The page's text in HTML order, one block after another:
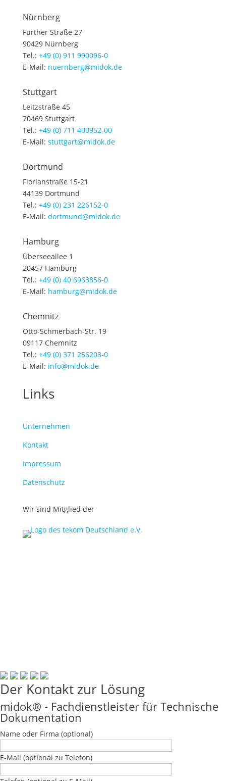
Nürnberg
Fürther Straße 27
90429 Nürnberg
Tel.: +49 (0) 911 990096-0
E-Mail: nuernberg@midok.de
Stuttgart
Leitzstraße 45
70469 Stuttgart
Tel.: +49 (0) 711 400952-00
E-Mail: stuttgart@midok.de
Dortmund
Florianstraße 15-21
44139 Dortmund
Tel.: +49 (0) 231 226152-0
E-Mail: dortmund@midok.de
Hamburg
Überseeallee 1
20457 Hamburg
Tel.: +49 (0) 40 6963856-0
E-Mail: hamburg@midok.de
Chemnitz
Otto-Schmerbach-Str. 19
09117 Chemnitz
Tel.: +49 (0) 371 256203-0
E-Mail: info@midok.de
Links
Unternehmen
Kontakt
Impressum
Datenschutz
Wir sind Mitglied der
Der Kontakt zur Lösung
midok® - Fachdienstleister für Technische
Dokumentation
Name oder Firma (optional)
E-Mail (optional zu Telefon)